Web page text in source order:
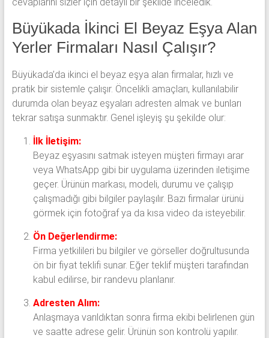
Büyükada İkinci El Beyaz Eşya Alan
Yerler Firmaları Nasıl Çalışır?
Büyükada’da ikinci el beyaz eşya alan firmalar, hızlı ve
pratik bir sistemle çalışır. Öncelikli amaçları, kullanılabilir
durumda olan beyaz eşyaları adresten almak ve bunları
tekrar satışa sunmaktır. Genel işleyiş şu şekilde olur:
İlk İletişim:
Beyaz eşyasını satmak isteyen müşteri firmayı arar
veya WhatsApp gibi bir uygulama üzerinden iletişime
geçer. Ürünün markası, modeli, durumu ve çalışıp
çalışmadığı gibi bilgiler paylaşılır. Bazı firmalar ürünü
görmek için fotoğraf ya da kısa video da isteyebilir.
Ön Değerlendirme:
Firma yetkilileri bu bilgiler ve görseller doğrultusunda
ön bir fiyat teklifi sunar. Eğer teklif müşteri tarafından
kabul edilirse, bir randevu planlanır.
Adresten Alım:
Anlaşmaya varıldıktan sonra firma ekibi belirlenen gün
ve saatte adrese gelir. Ürünün son kontrolü yapılır.